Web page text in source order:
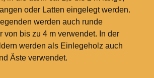
oder Latten eingelegt werden.
werden auch runde
von bis zu 4 m verwendet. In der
werden als Einlegeholz auch
Äste verwendet.